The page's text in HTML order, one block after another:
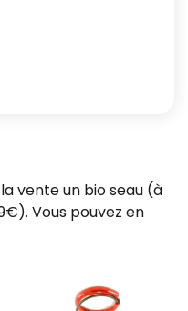
vente un bio seau (à
Vous pouvez en